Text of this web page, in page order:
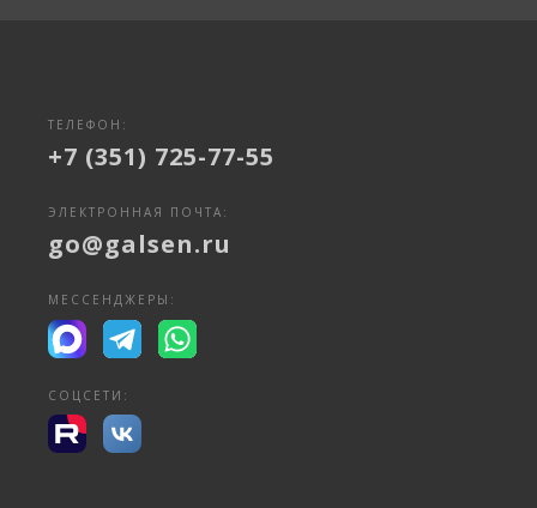
ТЕЛЕФОН:
+7 (351) 725-77-55
ЭЛЕКТРОННАЯ ПОЧТА:
go@galsen.ru
МЕССЕНДЖЕРЫ:
СОЦСЕТИ: